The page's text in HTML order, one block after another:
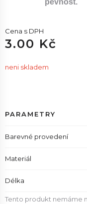
pevnost.
Cena s DPH
3.00 Kč
neni skladem
PARAMETRY
Barevné provedení
Materiál
Délka
Tento produkt nemáme